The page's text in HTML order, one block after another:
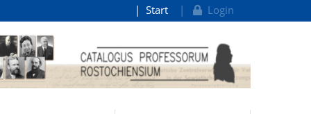
Start Login